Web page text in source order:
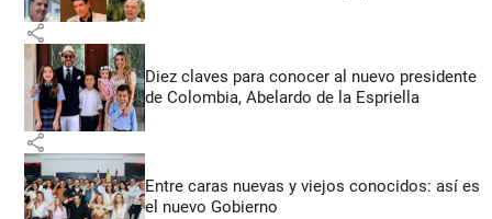
share
Diez claves para conocer al nuevo presidente
de Colombia, Abelardo de la Espriella
share
Entre caras nuevas y viejos conocidos: así es
el nuevo Gobierno